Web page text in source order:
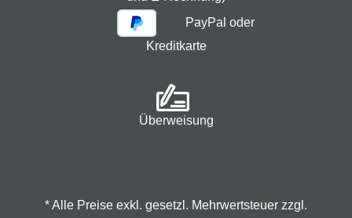
PayPal oder
Kreditkarte
Überweisung
* Alle Preise exkl. gesetzl. Mehrwertsteuer zzgl.